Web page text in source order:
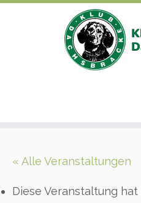
« Alle Veranstaltungen
Diese Veranstaltung